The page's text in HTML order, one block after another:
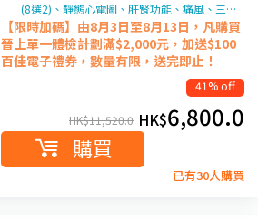
(8選2)、靜態心電圖、肝腎功能、痛風、三…
【限時加碼】由8月3日至8月13日，凡購買
晉上單一體檢計劃滿$2,000元，加送$100
百佳電子禮券，數量有限，送完即止！
41% off
HK$11,520.0 HK$6,800.0
購買
已有30人購買